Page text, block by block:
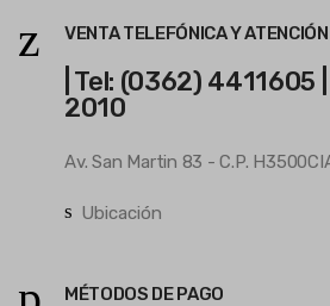
VENTA TELEFÓNICA Y
| Tel: (0362) 4411605
2010
Av. San Martin 83 - C.P.
Ubicación
MÉTODOS DE PAGO